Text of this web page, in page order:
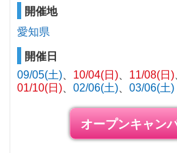
開催地
愛知県
開催日
09/05(土)
10/04(日) 11/08(日)
01/10(日)
02/06(土) 03/06(土)
オープンキャン